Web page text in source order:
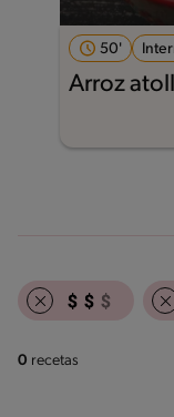
50'
Arroz
0 recetas